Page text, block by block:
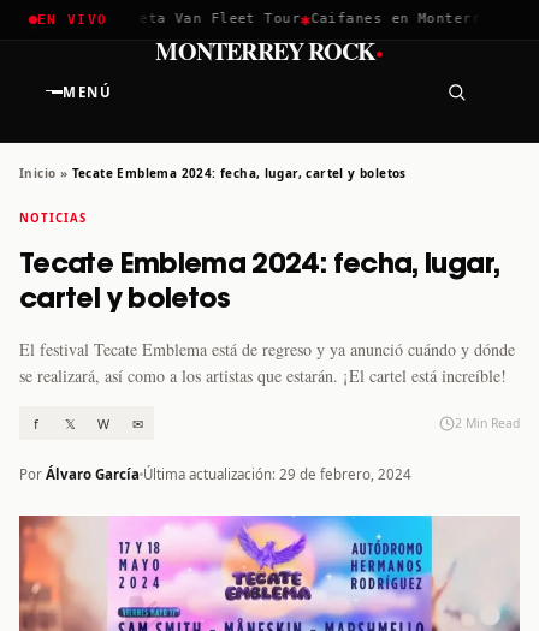
EN VIVO
2026✱Greta Van Fleet Tour✱Caifanes en Monterrey · 12
MENÚ
MONTERREY ROCK·
Inicio » Tecate Emblema 2024: fecha, lugar, cartel y boletos
NOTICIAS
Tecate Emblema 2024: fecha, lugar,
cartel y boletos
El festival Tecate Emblema está de regreso y ya anunció cuándo y dónde
se realizará, así como a los artistas que estarán. ¡El cartel está increíble!
f 𝕏 W ✉ 2 Min Read
Por Álvaro García Última actualización: 29 de febrero, 2024